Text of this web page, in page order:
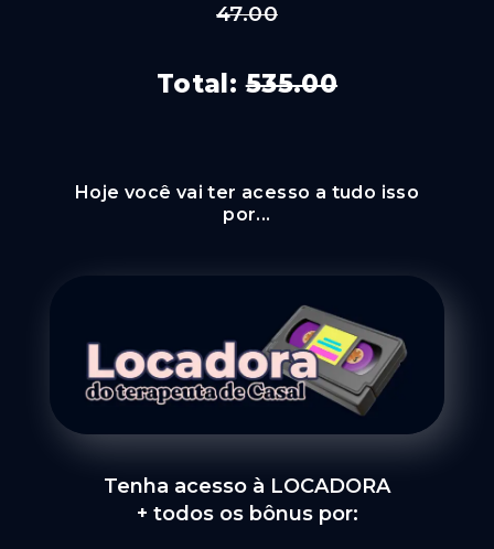
47.00
Total:535.00
Hoje você vai ter acesso a tudo isso
por...
Tenha acesso à LOCADORA
+ todos os bônus por: